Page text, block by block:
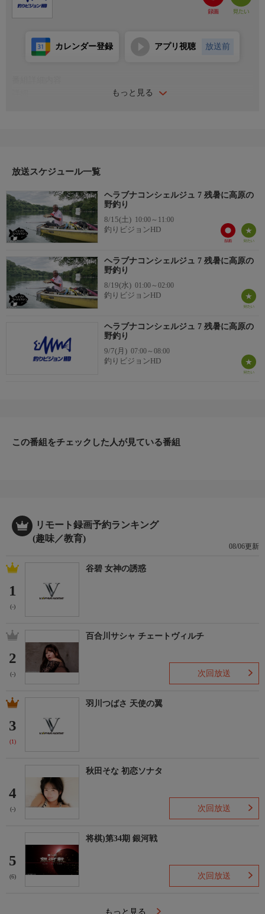
もっと見る
カレンダー登録 アプリ視聴 放送前
んな極上の1日をお届けします。
＊初回放送：2022/9/30
放送スケジュール一覧
ヘラブナコンシェルジュ 7 残暑に高原の
野釣り
8/15(土) 10:00～11:00
釣りビジョンHD
ヘラブナコンシェルジュ 7 残暑に高原の
野釣り
8/19(水) 01:00～02:00
釣りビジョンHD
ヘラブナコンシェルジュ 7 残暑に高原の
野釣り
9/7(月) 07:00～08:00
釣りビジョンHD
この番組をチェックした人が見ている番組
リモート録画予約ランキング
(趣味／教育)
08/06更新
1
(-)
谷碧 女神の誘惑
2
(-)
百合川サシャ チェートヴィルチ
次回放送
3
(1)
羽川つばさ 天使の翼
4
(-)
秋田そな 初恋ソナタ
次回放送
5
(6)
将棋)第34期 銀河戦
次回放送
もっと見る